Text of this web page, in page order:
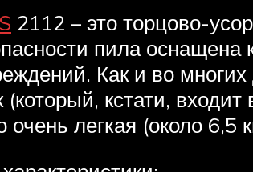
2112 – это торцово-
пила оснащена
Как и во
кстати,
очень легкая (около